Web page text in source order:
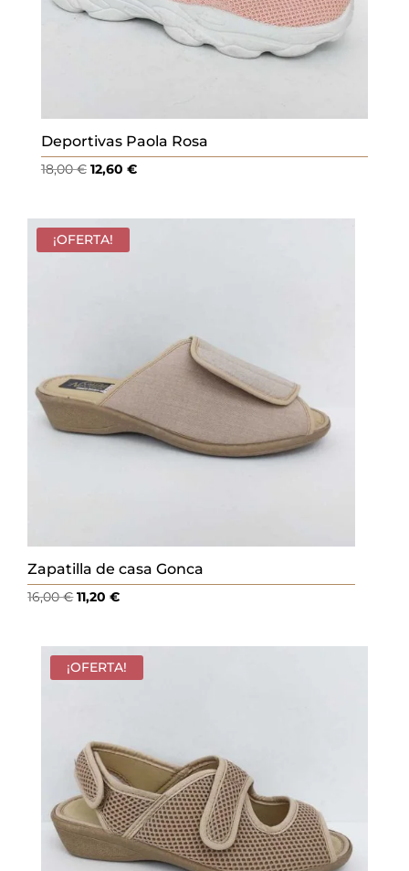
Deportivas Paola Rosa
18,00€ El
original
era:
12,60 €El
actual
¡OFERTA!
Zapatilla de casa Gonca
16,00€El
original
era:
11,20€El
actual
es:
¡OFERTA!